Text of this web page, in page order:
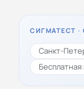
СИГМАТЕСТ
Санкт-
Бесплатная